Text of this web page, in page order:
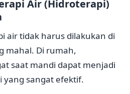
Air (Hidroterapi)
air tidak harus dilakukan di
mahal. Di rumah,
saat mandi dapat menjadi
yang sangat efektif.